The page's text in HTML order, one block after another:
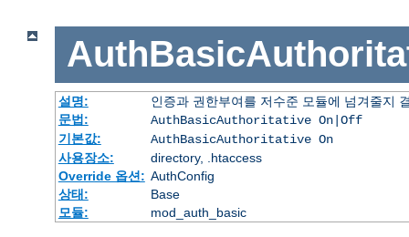
설명:
인증과 권한부여를 저수준 모듈에 넘겨줄지
문법:
AuthBasicAuthoritative On|Off
기본값:
AuthBasicAuthoritative On
사용장소:
directory, .htaccess
Override 옵션: AuthConfig
상태:
Base
모듈:
mod_auth_basic